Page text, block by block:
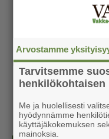
Arvostamme
Tarvitsemme
henkilökohtaisen
Me ja huolellisesti
hyödynnämme
käyttäjäkokemuksen
mainoksia.